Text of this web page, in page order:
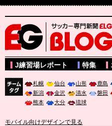
サッカー専門新聞ELGOLAZO web版
J練習場レポート 特集
札幌 仙台 山形 鹿島
新潟
金沢 清水 磐田
熊本
大分 琉球
モバイル向けデザインで見る